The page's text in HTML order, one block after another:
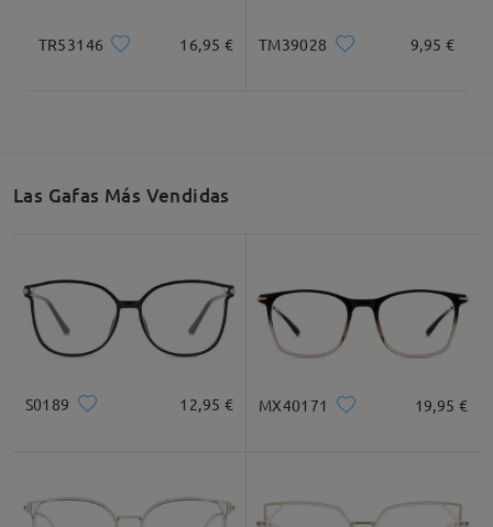
TR53146 16,95 € TM39028 9,95 €
Las Gafas Más Vendidas
S0189 12,95 € MX40171 19,95 €